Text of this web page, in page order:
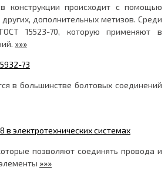
конструкции происходит с помощью
дополнительных метизов. Среди
15523-70, которую применяют в
»»»
73
в большинстве болтовых соединений
в электротехнических системах
позволяют соединять провода и
»»»